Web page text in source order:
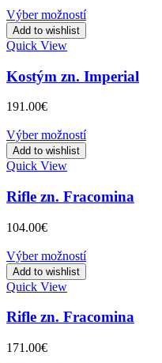
Výber možností
Add to wishlist
Quick View
Kostým zn. Imperial
191.00€
Výber možností
Add to wishlist
Quick View
Rifle zn. Fracomina
104.00€
Výber možností
Add to wishlist
Quick View
Rifle zn. Fracomina
171.00€